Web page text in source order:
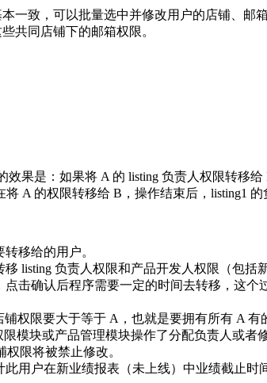
一致，可以批量选中并修改用户的店铺、
共同店铺下的邮箱权限。
效果是：如果将 A 的 listing 负责人权限转移
A 的权限转移给 B，操作结束后，listing1 的
移给的用户。
移 listing 负责人权限和产品开发人权限（包括
点击确认后程序需要一定的时间去转移，这
铺权限要大于等于 A，也就是要拥有所有 A 有
限模块或产品管理模块操作了分配负责人或
权限将被禁止修改。
此用户在新业绩报表（未上线）中业绩截止时